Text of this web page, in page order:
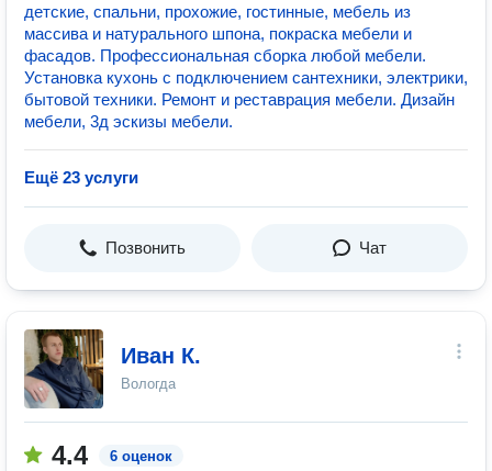
детские, спальни, прохожие, гостинные, мебель из
массива и натурального шпона, покраска мебели и
фасадов. Профессиональная сборка любой мебели.
Установка кухонь с подключением сантехники, электрики,
бытовой техники. Ремонт и реставрация мебели. Дизайн
мебели, 3д эскизы мебели.
Ещё 23 услуги
Позвонить Чат
Иван К.
Вологда
4.4 6 оценок